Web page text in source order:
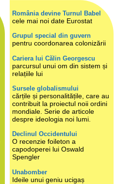
România devine Turnul Babel
cele mai noi date Eurostat
Grupul special din guvern
pentru coordonarea colonizării
Cariera lui Călin Georgescu
parcursul unui om din sistem și
relațiile lui
Sursele globalismului
cărțile și personalitățile, care au
contribuit la proiectul noii ordini
mondiale. Serie de articole
despre ideologia noi lumi.
Declinul Occidentului
O recenzie foileton a
capodoperei lui Oswald
Spengler
Unabomber
Ideile unui geniu ucigaș